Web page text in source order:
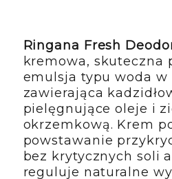
Ringana Fresh
kremowa, skuteczna
emulsja typu woda w
zawierająca
pielęgnujące oleje i
okrzemkową. Krem
powstawanie
bez krytycznych soli
reguluje naturalne